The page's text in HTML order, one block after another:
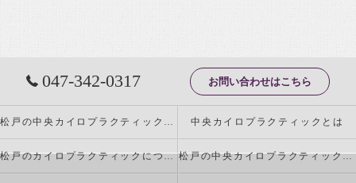
047-342-0317 お問い合わせはこちら
松戸の中央カイロプラクティックの特徴 中央カイロプラクティックとは
松戸のカイロプラクティックについて 松戸の中央カイロプラクティックが行う施術とは